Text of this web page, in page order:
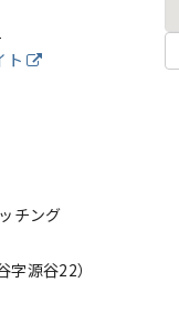
ト
チング
源谷22）